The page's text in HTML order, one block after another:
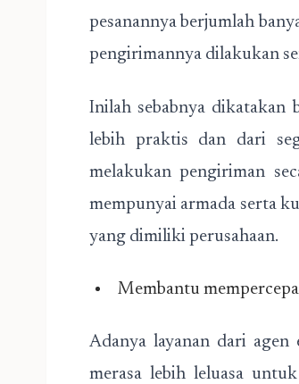
pesanannya berjumlah
pengirimannya dilakukan
Inilah sebabnya dikatakan
lebih praktis dan dari
melakukan pengiriman
mempunyai armada serta
yang dimiliki perusahaan.
Membantu
Adanya layanan dari agen
merasa lebih leluasa